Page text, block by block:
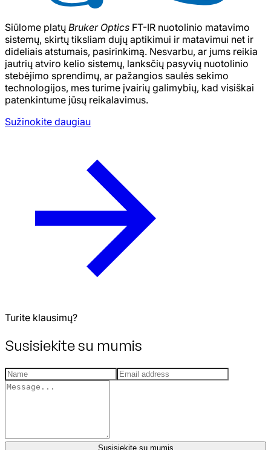
Siūlome platų Bruker Optics FT-IR nuotolinio matavimo
sistemų, skirtų tiksliam dujų aptikimui ir matavimui net ir
dideliais atstumais, pasirinkimą. Nesvarbu, ar jums reikia
jautrių atviro kelio sistemų, lanksčių pasyvių nuotolinio
stebėjimo sprendimų, ar pažangios saulės sekimo
technologijos, mes turime įvairių galimybių, kad visiškai
patenkintume jūsų reikalavimus.
Sužinokite daugiau
Turite klausimų?
Susisiekite su mumis
Susisiekite su mumis